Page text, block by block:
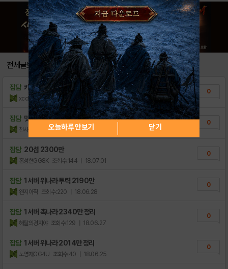
전체글보기
잡담 카톡 휴대폰소액결제현금 고민중이시라구요〔
xcdtbl 조회수:8 | 21.07.18
0
잡담 맛저하세요
천사의장 조회수:53 | 18.12.02
0
잡담 20섭 2300만
홍성현GG8K 조회수:144 | 18.07.01
0
잡담 1서버 위나라 투력 2190만
왠지아직 조회수:220 | 18.06.28
0
잡담 1서버 촉나라 2340만 정리
해탈의경지야 조회수:129 | 18.06.27
0
잡담 1서버 위나라 2014만 정리
노영재GG4U 조회수:40 | 18.06.25
0
오늘하루 안보기 닫기